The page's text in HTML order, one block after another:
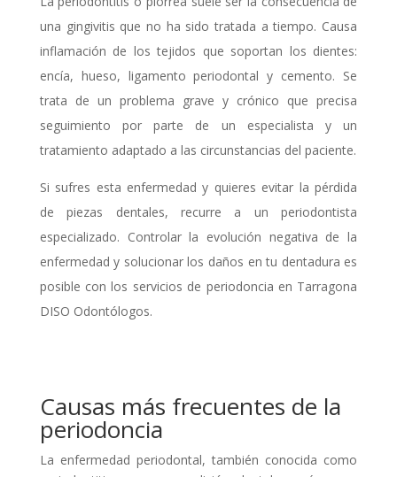
una gingivitis que no ha sido tratada a tiempo. Causa
inflamación de los tejidos que soportan los dientes:
encía, hueso, ligamento periodontal y cemento. Se
trata de un problema grave y crónico que precisa
seguimiento por parte de un especialista y un
tratamiento adaptado a las circunstancias del paciente.
Si sufres esta enfermedad y quieres evitar la pérdida
de piezas dentales, recurre a un periodontista
especializado. Controlar la evolución negativa de la
enfermedad y solucionar los daños en tu dentadura es
posible con los servicios de periodoncia en Tarragona
DISO Odontólogos.
Causas más frecuentes de la
periodoncia
La enfermedad periodontal, también conocida como